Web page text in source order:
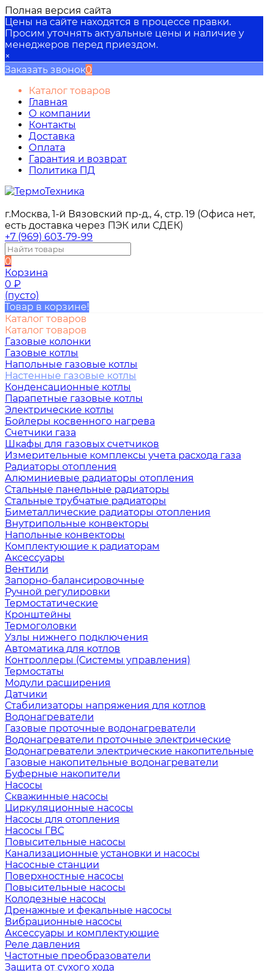
Полная версия сайта
Цены на сайте находятся в процессе правки.
Просим уточнять актуальные цены и наличие у
менеджеров перед приездом.
×
Заказать звонок0
Каталог товаров
Главная
О компании
Контакты
Доставка
Оплата
Гарантия и возврат
Политика ПД
г.Москва, 1-й Вязовский пр-д., 4, стр. 19 (Офиса нет,
есть доставка через ПЭК или СДЕК)
+7 (969) 603-79-99
0
Корзина
0 ₽
(пусто)
Товар в корзине!
Каталог товаров
Каталог товаров
Газовые колонки
Газовые котлы
Напольные газовые котлы
Настенные газовые котлы
Конденсационные котлы
Парапетные газовые котлы
Электрические котлы
Бойлеры косвенного нагрева
Счетчики газа
Шкафы для газовых счетчиков
Измерительные комплексы учета расхода газа
Радиаторы отопления
Алюминиевые радиаторы отопления
Стальные панельные радиаторы
Стальные трубчатые радиаторы
Биметаллические радиаторы отопления
Внутрипольные конвекторы
Напольные конвекторы
Комплектующие к радиаторам
Аксессуары
Вентили
Запорно-балансировочные
Ручной регулировки
Термостатические
Кронштейны
Термоголовки
Узлы нижнего подключения
Автоматика для котлов
Контроллеры (Системы управления)
Термостаты
Модули расширения
Датчики
Стабилизаторы напряжения для котлов
Водонагреватели
Газовые проточные водонагреватели
Водонагреватели проточные электрические
Водонагреватели электрические накопительные
Газовые накопительные водонагреватели
Буферные накопители
Насосы
Скважинные насосы
Циркуляционные насосы
Насосы для отопления
Насосы ГВС
Повысительные насосы
Канализационные установки и насосы
Насосные станции
Поверхностные насосы
Повысительные насосы
Колодезные насосы
Дренажные и фекальные насосы
Вибрационные насосы
Аксессуары и комплектующие
Реле давления
Частотные преобразователи
Защита от сухого хода